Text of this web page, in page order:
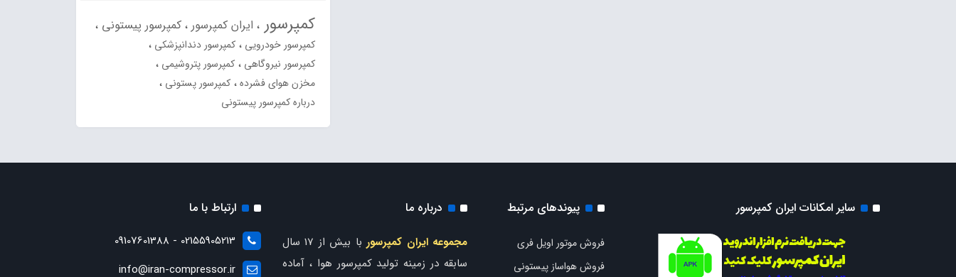
کمپرسور ایران کمپرسور کمپرسور پیستونی
کمپرسور خودرویی کمپرسور دندانپزشکی
کمپرسور نیروگاهی کمپرسور پتروشیمی
مخزن هوای فشرده کمپرسور پستونی
درباره کمپرسور پیستونی
سایر امکانات ایران کمپرسور پیوندهای مرتبط
فروش موتور اویل فری
فروش هواساز پیستونی
درباره ما
مجموعه ایران کمپرسور
با بیش از 17 سال
سابقه در زمینه تولید کمپرسور هوا ، آماده
ارتباط با ما
02155905213 - 09107601388
info@iran-compressor.ir